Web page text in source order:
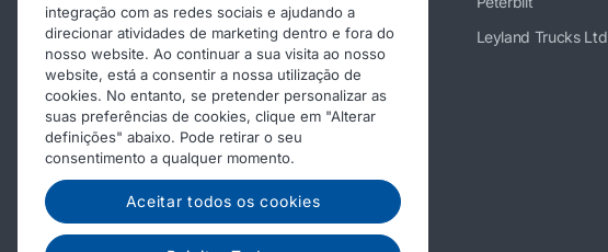
Contatar a DAF Trucks
Atenção a cliente
Código de Conduta
Leyland Trucks Ltd
integração com as redes sociais e ajudando a
direcionar atividades de marketing dentro e fora do
nosso website. Ao continuar a sua visita ao nosso
website, está a consentir a nossa utilização de
cookies. No entanto, se pretender personalizar as
suas preferências de cookies, clique em "Alterar
definições" abaixo. Pode retirar o seu
consentimento a qualquer momento.
Aceitar todos os cookies